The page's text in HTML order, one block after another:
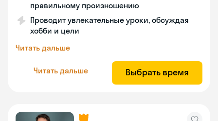
правильному произношению
Проводит увлекательные уроки, обсуждая
хобби и цели
Читать дальше
Читать дальше Выбрать время